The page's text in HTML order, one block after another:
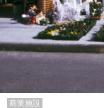
商業施設